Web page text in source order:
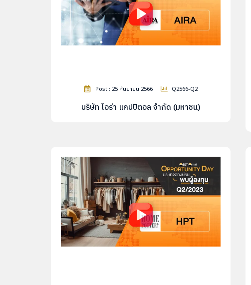
Post : 25 กันยายน 2566 Q2566-Q2
บริษัท ไอร่า แคปปิตอล จำกัด (มหาชน)